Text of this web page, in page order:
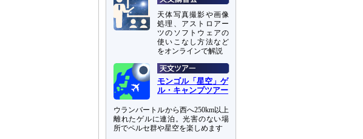
天体写真撮影や画像
処理、アストロアー
ツのソフトウェアの
使いこなし方法など
をオンラインで解説
モンゴル「星空」ゲ
ル・キャンプツアー
ウランバートルから西へ250km以上
離れたゲルに連泊。光害のない場
所でペルセ群や星空を楽しめます